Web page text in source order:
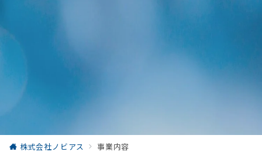
株式会社ノビアス 事業内容